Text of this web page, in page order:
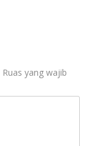
Ruas yang wajib